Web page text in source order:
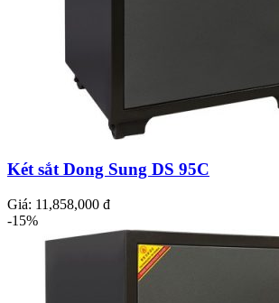
Két sắt Dong Sung DS 95C
Giá: 11,858,000 đ
-15%